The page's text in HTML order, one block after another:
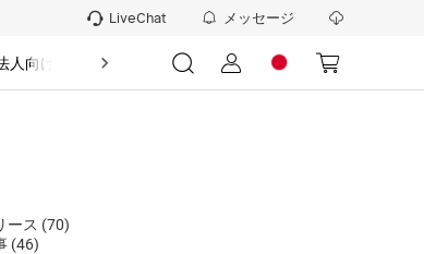
LiveChat メッセージ
人向け 情報
ース (70)
(46)